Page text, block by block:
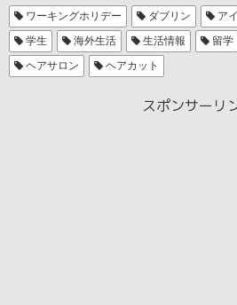
ワーキングホリデー ダブリン ア
学生
海外生活 生活情報 留学
ヘアサロン
ヘアカット
スポンサーリ